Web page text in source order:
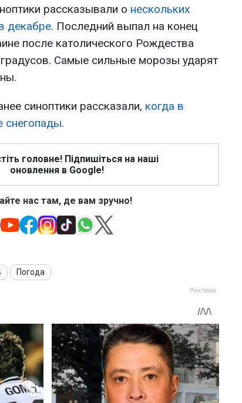
рассказывали о нескольких
декабре. Последний выпал на конец
после католического Рождества
Самые сильные морозы ударят
синоптики рассказали, когда в
снегопады.
головне! Підпишіться на наші
оновлення в Google!
нас там, де вам зручно!
Погода